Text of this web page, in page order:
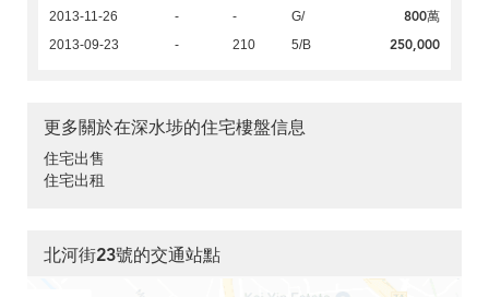
2013-11-26 - - G/ 800萬
2013-09-23 - 210 5/B 250,000
更多關於在深水埗的住宅樓盤信息
住宅出售
住宅出租
北河街23號的交通站點